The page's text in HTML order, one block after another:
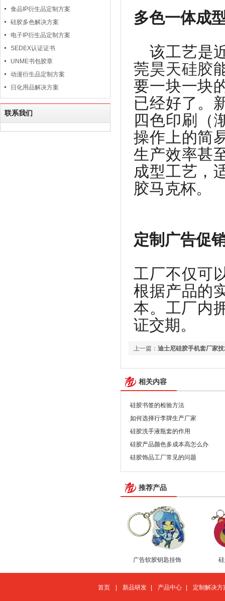
食品IP衍生品定制方案
硅胶多色解决方案
电子IP衍生品定制方案
SEDEX认证证书
UNME书包胶章
动漫衍生品定制方案
日化用品解决方案
联系我们
多色一体成
该工艺是
莞昊天硅胶
要一块一块
已经好了。
四色印刷（
操作上的简
生产效率甚
成型工艺，
胶马克杯。
定制广告促
工厂不仅可
根据产品的
本。工厂内
证交期。
上一篇： 迪士尼硅胶手机套厂家
相关内容
硅胶书签的检验方法
如何选择行李牌生产厂家
硅胶洗手液瓶套的作用
硅胶产品颜色多成本高怎么办
硅胶饰品工厂常见的问题
推荐产品
广告软胶钥匙挂饰
首页 新品研发 产品中心 定制解决方